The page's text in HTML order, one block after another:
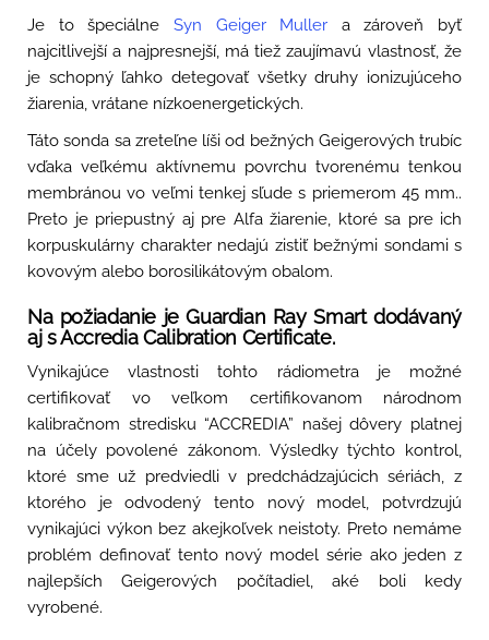
Je to špeciálne Syn Geiger Muller a zároveň byť
najcitlivejší a najpresnejší, má tiež zaujímavú vlastnosť, že
je schopný ľahko detegovať všetky druhy ionizujúceho
žiarenia, vrátane nízkoenergetických.
Táto sonda sa zreteľne líši od bežných Geigerových trubíc
vďaka veľkému aktívnemu povrchu tvorenému tenkou
membránou vo veľmi tenkej sľude s priemerom 45 mm..
Preto je priepustný aj pre Alfa žiarenie, ktoré sa pre ich
korpuskulárny charakter nedajú zistiť bežnými sondami s
kovovým alebo borosilikátovým obalom.
Na požiadanie je Guardian Ray Smart dodávaný
aj s Accredia Calibration Certificate.
Vynikajúce vlastnosti tohto rádiometra je možné
certifikovať vo veľkom certifikovanom národnom
kalibračnom stredisku “ACCREDIA” našej dôvery platnej
na účely povolené zákonom. Výsledky týchto kontrol,
ktoré sme už predviedli v predchádzajúcich sériách, z
ktorého je odvodený tento nový model, potvrdzujú
vynikajúci výkon bez akejkoľvek neistoty. Preto nemáme
problém definovať tento nový model série ako jeden z
najlepších Geigerových počítadiel, aké boli kedy
vyrobené.